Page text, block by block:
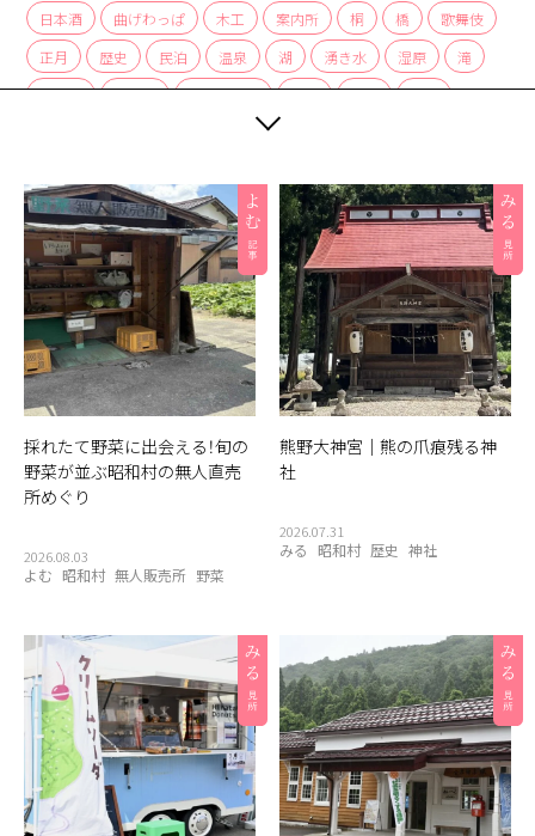
日本酒
曲げわっぱ 木工 案内所 桐 橋
歌舞伎
正月
歴史 民泊 温泉 湖 湧き水 湿原
滝
炭酸水
炭酸泉 無人販売所 着物 神社
紅茶
編み組み細工
観光案内所
観光物産協会 豆腐 赤カボチャ
足湯
道の駅
郵便局 重要文化財 野菜 釣り
銀行
集落
雑貨 霧幻峡 霧幻峡の渡し 風景
食堂
飲食店
餅
採れたて野菜に出会える！旬の
野菜が並ぶ昭和村の無人直売
所めぐり
2026.08.03
よむ 昭和村 無人販売所 野菜
熊野大神宮｜熊の爪痕残る神
社
2026.07.31
みる 昭和村 歴史 神社